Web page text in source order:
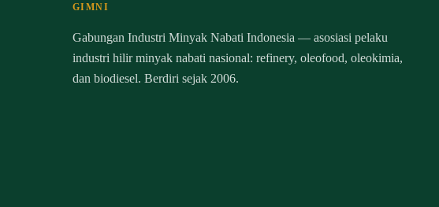
GIMNI
Gabungan Industri Minyak Nabati Indonesia — asosiasi pelaku
industri hilir minyak nabati nasional: refinery, oleofood, oleokimia,
dan biodiesel. Berdiri sejak 2006.